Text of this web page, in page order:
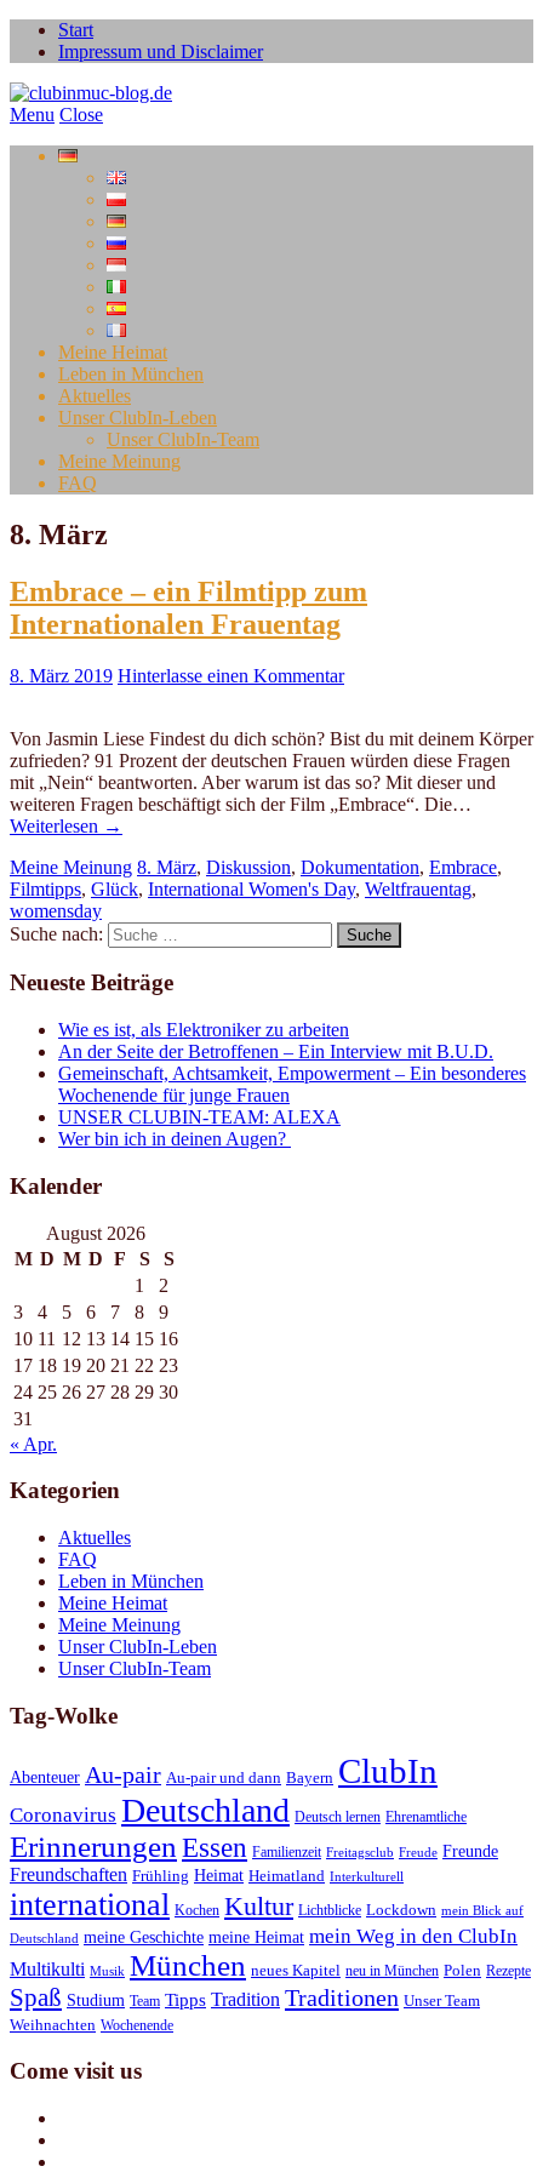
Start
Impressum und Disclaimer
Menu Close
Meine Heimat
Leben in München
Aktuelles
Unser ClubIn-Leben
Unser ClubIn-Team
Meine Meinung
FAQ
8. März
Embrace – ein Filmtipp zum
Internationalen Frauentag
8. März 2019 Hinterlasse einen Kommentar
Von Jasmin Liese Findest du dich schön? Bist du mit deinem Körper
zufrieden? 91 Prozent der deutschen Frauen würden diese Fragen
mit „Nein“ beantworten. Aber warum ist das so? Mit dieser und
weiteren Fragen beschäftigt sich der Film „Embrace“. Die…
Weiterlesen →
Meine Meinung 8. März, Diskussion, Dokumentation, Embrace,
Filmtipps, Glück, International Women's Day, Weltfrauentag,
womensday
Suche nach:
Neueste Beiträge
Wie es ist, als Elektroniker zu arbeiten
An der Seite der Betroffenen – Ein Interview mit B.U.D.
Gemeinschaft, Achtsamkeit, Empowerment – Ein besonderes
Wochenende für junge Frauen
UNSER CLUBIN-TEAM: ALEXA
Wer bin ich in deinen Augen?
Kalender
August 2026
M D M D F S
S
1
2
3
4 5 6 7 8
9
10 11 12 13 14 15 16
17 18 19 20 21 22 23
24 25 26 27 28 29 30
31
« Apr.
Kategorien
Aktuelles
FAQ
Leben in München
Meine Heimat
Meine Meinung
Unser ClubIn-Leben
Unser ClubIn-Team
Tag-Wolke
Abenteuer Au-pair Au-pair und dann Bayern ClubIn
Coronavirus Deutschland Deutsch lernen Ehrenamtliche
ErinnerungenEssen Familienzeit Freitagsclub Freude Freunde
Freundschaften Frühling Heimat Heimatland Interkulturell
international Kochen Kultur Lichtblicke Lockdown mein Blick auf
Deutschland meine Geschichte meine Heimat mein Weg in den ClubIn
Multikulti Musik München neues Kapitel neu in München Polen Rezepte
Spaß Studium Team Tipps Tradition Traditionen Unser Team
Weihnachten Wochenende
Come visit us